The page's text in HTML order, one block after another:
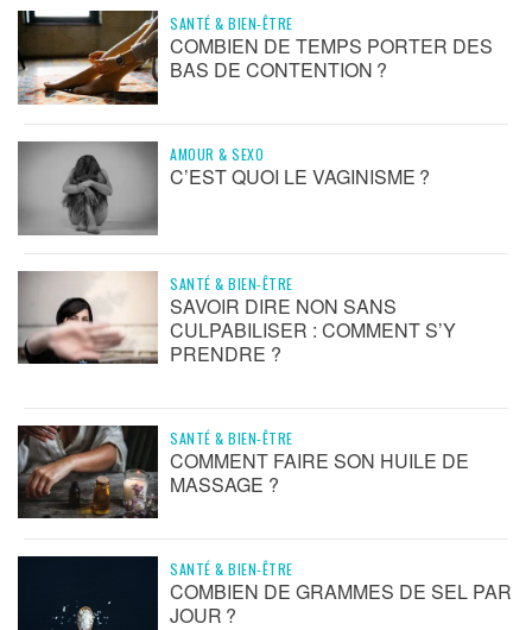
SANTÉ & BIEN-ÊTRE
COMBIEN DE TEMPS PORTER DES
BAS DE CONTENTION ?
AMOUR & SEXO
C’EST QUOI LE VAGINISME ?
SANTÉ & BIEN-ÊTRE
SAVOIR DIRE NON SANS
CULPABILISER : COMMENT S’Y
PRENDRE ?
SANTÉ & BIEN-ÊTRE
COMMENT FAIRE SON HUILE DE
MASSAGE ?
SANTÉ & BIEN-ÊTRE
COMBIEN DE GRAMMES DE SEL PAR
JOUR ?